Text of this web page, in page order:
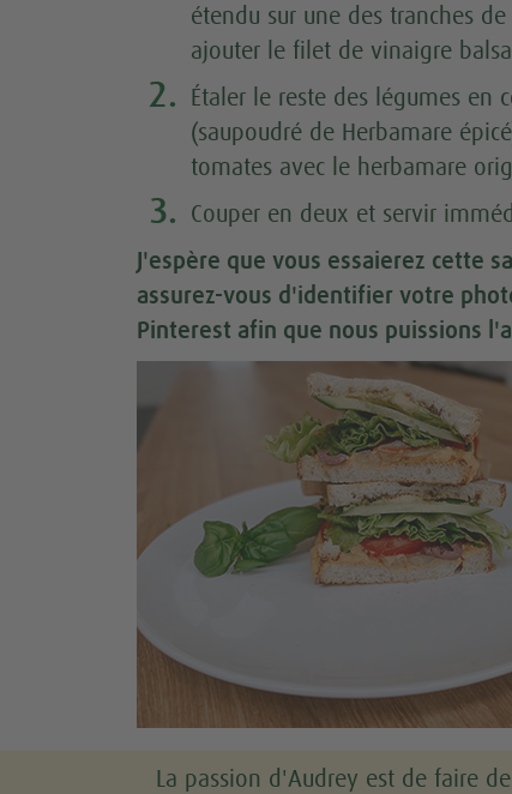
Accepter
étendu sur une des tranches de
ajouter le filet de vinaigre
2.
Étaler le reste des légumes en
(saupoudré de Herbamare
tomates avec le herbamare
3.
Couper en deux et servir
J'espère que vous essaierez cette
assurez-vous d'identifier votre
Pinterest afin que nous puissions
La passion d'Audrey est de faire